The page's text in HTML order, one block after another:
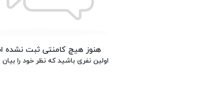
هنوز هیچ کامنتی ثبت نشده
اولین نفری باشید که نظر خود را